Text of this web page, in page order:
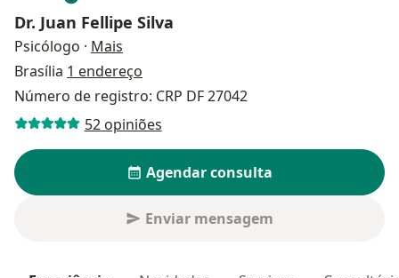
Dr. Juan Fellipe Silva
Psicólogo · Mais
Brasília 1 endereço
Número de registro: CRP DF 27042
52 opiniões
Agendar consulta
Enviar mensagem